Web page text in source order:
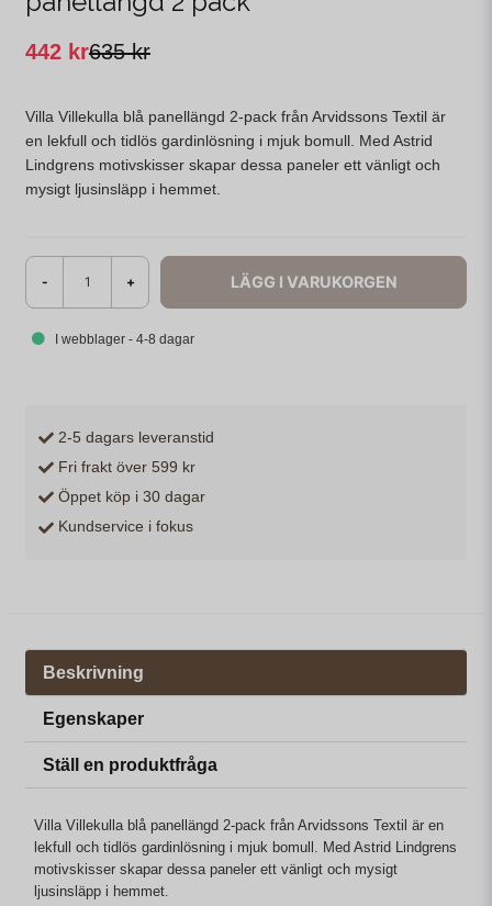
635 kr
442 kr
Villa Villekulla blå panellängd 2-pack från Arvidssons Textil är
en lekfull och tidlös gardinlösning i mjuk bomull. Med Astrid
Lindgrens motivskisser skapar dessa paneler ett vänligt och
mysigt ljusinsläpp i hemmet.
- + LÄGG I VARUKORGEN
I webblager - 4-8 dagar
2-5 dagars leveranstid
Fri frakt över 599 kr
Öppet köp i 30 dagar
Kundservice i fokus
Beskrivning
Egenskaper
Ställ en produktfråga
Villa Villekulla blå panellängd 2-pack från Arvidssons Textil är en
lekfull och tidlös gardinlösning i mjuk bomull. Med Astrid Lindgrens
motivskisser skapar dessa paneler ett vänligt och mysigt
ljusinsläpp i hemmet.